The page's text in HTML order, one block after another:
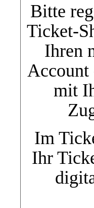
Bitte
Ticket-
Ihren
Account
mit
Im
Ihr